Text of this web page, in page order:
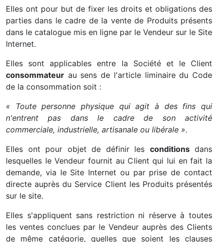
Elles ont pour but de fixer les droits et obligations des
parties dans le cadre de la vente de Produits présents
dans le catalogue mis en ligne par le Vendeur sur le Site
Internet.
Elles sont applicables entre la Société et le Client
consommateur au sens de l'article liminaire du Code
de la consommation soit :
« Toute personne physique qui agit à des fins qui
n'entrent pas dans le cadre de son activité
commerciale, industrielle, artisanale ou libérale ».
Elles ont pour objet de définir les conditionsdans
lesquelles le Vendeur fournit au Client qui lui en fait la
demande, via le Site Internet ou par prise de contact
directe auprès du Service Client les Produits présentés
sur le site.
Elles s'appliquent sans restriction ni réserve à toutes
les ventes conclues par le Vendeur auprès des Clients
de même catégorie, quelles que soient les clauses